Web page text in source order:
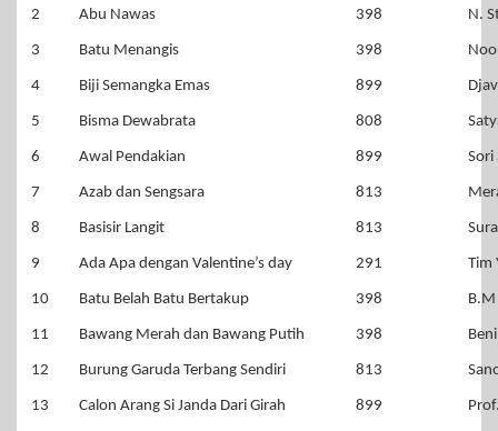
2 Abu Nawas 398 N.
3 Batu Menangis 398
4 Biji Semangka Emas 899
5 Bisma Dewabrata 808
6 Awal Pendakian 899 Sori
7 Azab dan Sengsara 813
8 Basisir Langit 813
9 Ada Apa dengan Valentine’s day 291 Tim
10 Batu Belah Batu Bertakup 398
11 Bawang Merah dan Bawang Putih 398
12 Burung Garuda Terbang Sendiri 813
13 Calon Arang Si Janda Dari Girah 899